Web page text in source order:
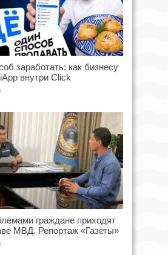
заработать: как бизнесу
внутри Click
граждане приходят
МВД. Репортаж «Газеты»